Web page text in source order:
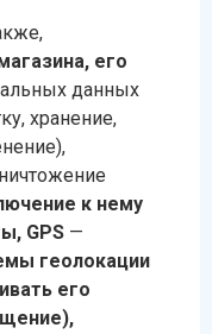
его
данных
хранение,
к нему
GPS —
геолокации
его